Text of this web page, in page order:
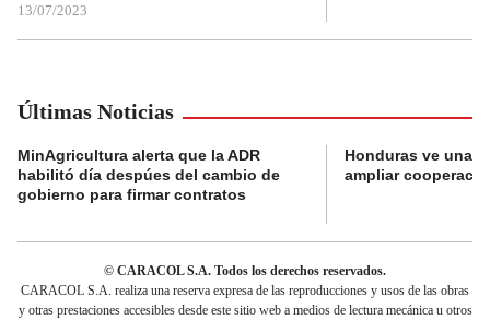
13/07/2023
Últimas Noticias
MinAgricultura alerta que la ADR
habilitó día despúes del cambio de
gobierno para firmar contratos
Honduras ve una
ampliar
© CARACOL S.A. Todos los derechos reservados.
CARACOL S.A. realiza una reserva expresa de las reproducciones y usos de las obras
y otras prestaciones accesibles desde este sitio web a medios de lectura mecánica u otros